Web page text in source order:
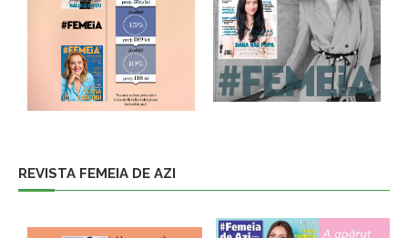
REVISTA FEMEIA DE AZI